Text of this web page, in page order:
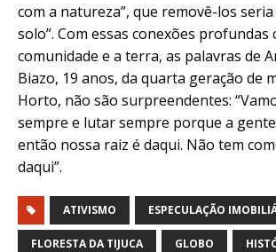
com a natureza”, que removê-los
solo”. Com essas conexões profundas
comunidade e a terra, as palavras de
Biazo, 19 anos, da quarta geração de
Horto, não são surpreendentes:
sempre e lutar sempre porque a
então nossa raiz é daqui. Não tem
daqui”.
ATIVISMO ESPECULAÇÃO
FLORESTA DA TIJUCA GLOBO